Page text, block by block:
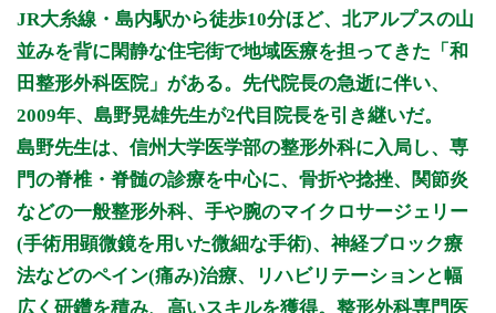
診療時間 月 月曜日
火 火曜日
水水曜日
木 木曜日
金金曜日
土 土曜日
日日曜日祝日
9:00～13:30
●
9:30～12:30
● ● ●
●
14:30～18:00
● ● ● ●
休診日: 日、祝
※診療時間や臨時休診・診療内容等について、事前に必ず医療
機関ホームページ、またはお電話にてご確認ください。
>>病院なびで医療機関の詳細を見る
JR大糸線・島内駅から徒歩10分ほど、北アルプスの山
並みを背に閑静な住宅街で地域医療を担ってきた「和
田整形外科医院」がある。先代院長の急逝に伴い、
2009年、島野晃雄先生が2代目院長を引き継いだ。
島野先生は、信州大学医学部の整形外科に入局し、専
門の脊椎・脊髄の診療を中心に、骨折や捻挫、関節炎
などの一般整形外科、手や腕のマイクロサージェリー
(手術用顕微鏡を用いた微細な手術)、神経ブロック療
法などのペイン(痛み)治療、リハビリテーションと幅
広く研鑽を積み、高いスキルを獲得。整形外科専門医